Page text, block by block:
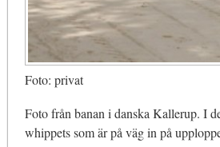
Foto: privat
Foto från banan i danska Kallerup. I
whippets som är på väg in på